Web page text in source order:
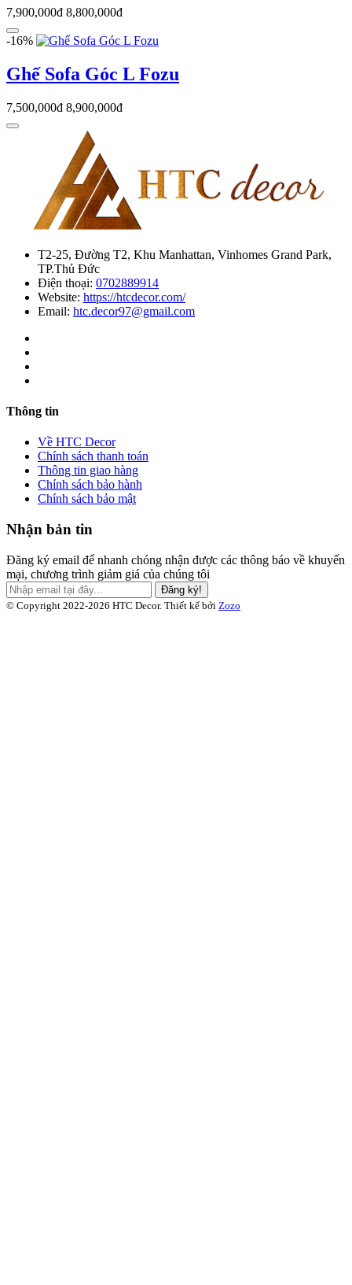
7,900,000đ 8,800,000đ
-16%
Ghế Sofa Góc L Fozu
7,500,000đ 8,900,000đ
T2-25, Đường T2, Khu Manhattan, Vinhomes Grand Park,
TP.Thủ Đức
Điện thoại: 0702889914
Website: https://htcdecor.com/
Email: htc.decor97@gmail.com
Thông tin
Về HTC Decor
Chính sách thanh toán
Thông tin giao hàng
Chính sách bảo hành
Chính sách bảo mật
Nhận bản tin
Đăng ký email để nhanh chóng nhận được các thông báo về khuyến
mại, chương trình giảm giá của chúng tôi
Đăng ký!
© Copyright 2022-2026 HTC Decor. Thiết kế bởi Zozo